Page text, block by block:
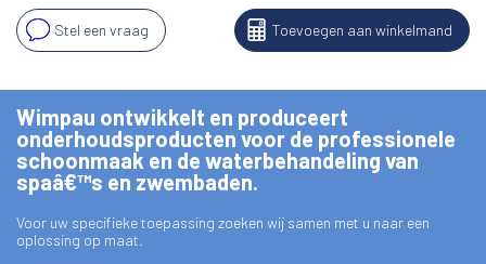
Toevoegen aan winkelmand
Stel een vraag
Wimpau ontwikkelt en produceert
onderhoudsproducten voor de professionele
schoonmaak en de waterbehandeling van
spaâ€™s en zwembaden.
Voor uw specifieke toepassing zoeken wij samen met u naar een
oplossing op maat.